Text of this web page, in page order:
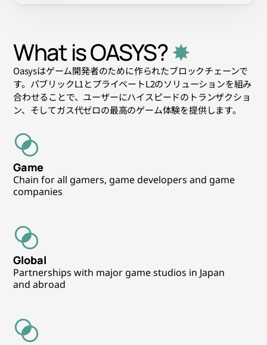
What is OASYS? ✸
Oasysはゲーム開発者のために作られたブロックチェーンで
す。パブリックL1とプライベートL2のソリューションを組み
合わせることで、ユーザーにハイスピードのトランザクショ
ン、そしてガス代ゼロの最高のゲーム体験を提供します。
Game
Chain for all gamers, game developers and game
companies
Global
Partnerships with major game studios in Japan
and abroad